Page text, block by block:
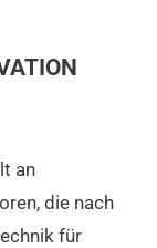
an
die nach
für